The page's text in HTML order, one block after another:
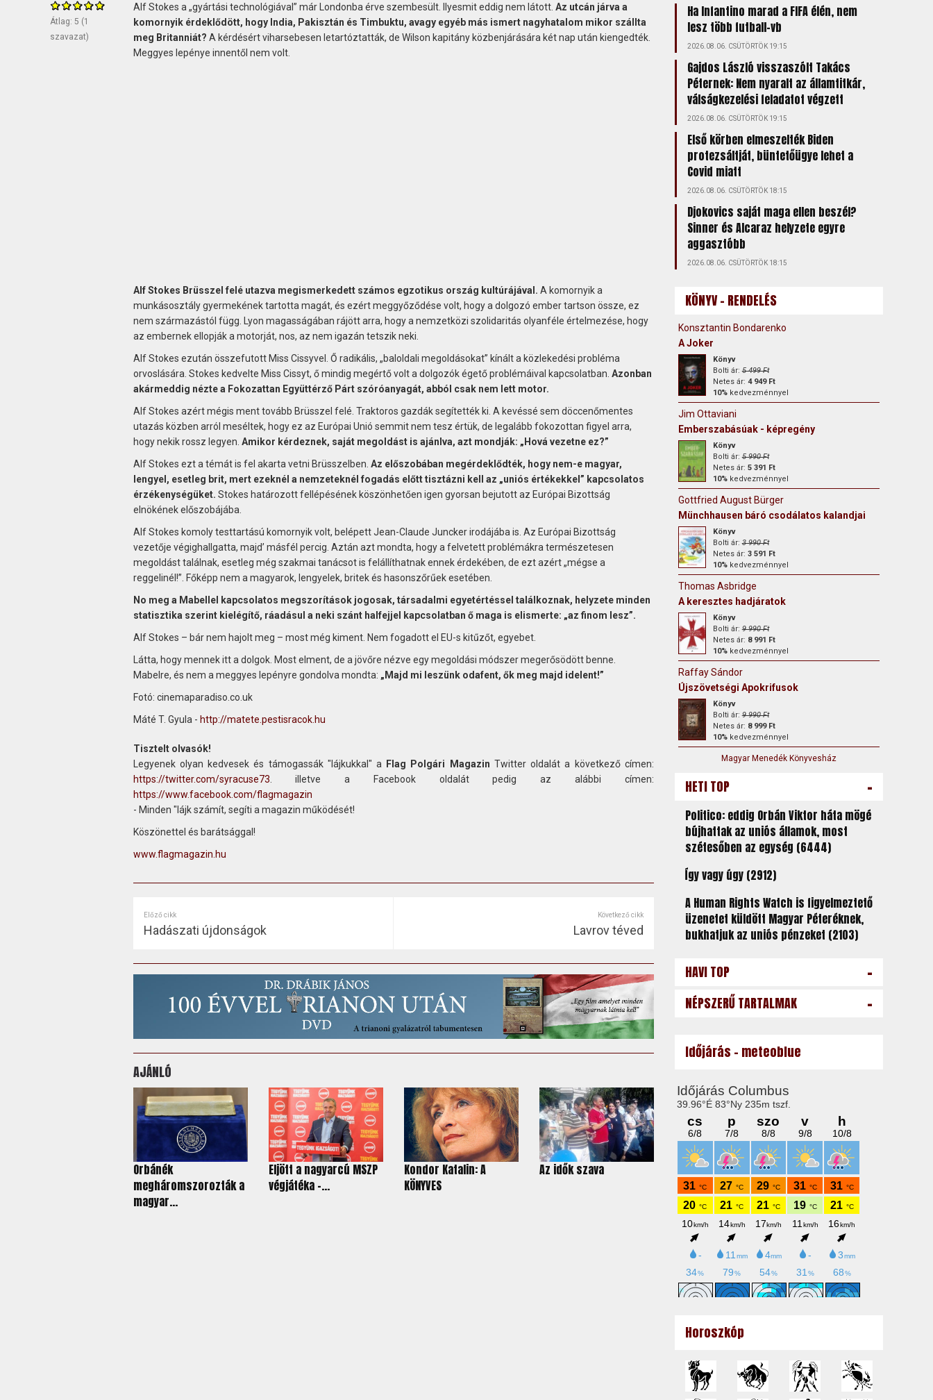
Átlag: 5 (1
szavazat)
Alf Stokes a „gyártási technológiával” már Londonba érve szembesült. Ilyesmit eddig nem látott. Az utcán járva a
komornyik érdeklődött, hogy India, Pakisztán és Timbuktu, avagy egyéb más ismert nagyhatalom mikor szállta
meg Britanniát? A kérdésért viharsebesen letartóztatták, de Wilson kapitány közbenjárására két nap után kiengedték.
Meggyes lepénye innentől nem volt.
Alf Stokes Brüsszel felé utazva megismerkedett számos egzotikus ország kultúrájával. A komornyik a
munkásosztály gyermekének tartotta magát, és ezért meggyőződése volt, hogy a dolgozó ember tartson össze, ez
nem származástól függ. Lyon magasságában rájött arra, hogy a nemzetközi szolidaritás olyanféle értelmezése, hogy
az embernek ellopják a motorját, nos, az nem igazán tetszik neki.
Alf Stokes ezután összefutott Miss Cissyvel. Ő radikális, „baloldali megoldásokat” kínált a közlekedési probléma
orvoslására. Stokes kedvelte Miss Cissyt, ő mindig megértő volt a dolgozók égető problémáival kapcsolatban. Azonban
akármeddig nézte a Fokozattan Együttérző Párt szóróanyagát, abból csak nem lett motor.
Alf Stokes azért mégis ment tovább Brüsszel felé. Traktoros gazdák segítették ki. A kevéssé sem döccenőmentes
utazás közben arról meséltek, hogy ez az Európai Unió semmit nem tesz értük, de legalább fokozottan figyel arra,
hogy nekik rossz legyen. Amikor kérdeznek, saját megoldást is ajánlva, azt mondják: „Hová vezetne ez?”
Alf Stokes ezt a témát is fel akarta vetni Brüsszelben. Az előszobában megérdeklődték, hogy nem-e magyar,
lengyel, esetleg brit, mert ezeknél a nemzeteknél fogadás előtt tisztázni kell az „uniós értékekkel” kapcsolatos
érzékenységüket. Stokes határozott fellépésének köszönhetően igen gyorsan bejutott az Európai Bizottság
elnökének előszobájába.
Alf Stokes komoly testtartású komornyik volt, belépett Jean-Claude Juncker irodájába is. Az Európai Bizottság
vezetője végighallgatta, majd’ másfél percig. Aztán azt mondta, hogy a felvetett problémákra természetesen
megoldást találnak, esetleg még szakmai tanácsot is felállíthatnak ennek érdekében, de ezt azért „mégse a
reggelinél!”. Főképp nem a magyarok, lengyelek, britek és hasonszőrűek esetében.
No meg a Mabellel kapcsolatos megszorítások jogosak, társadalmi egyetértéssel találkoznak, helyzete minden
statisztika szerint kielégítő, ráadásul a neki szánt halfejjel kapcsolatban ő maga is elismerte: „az finom lesz”.
Alf Stokes – bár nem hajolt meg – most még kiment. Nem fogadott el EU-s kitűzőt, egyebet.
Látta, hogy mennek itt a dolgok. Most elment, de a jövőre nézve egy megoldási módszer megerősödött benne.
Mabelre, és nem a meggyes lepényre gondolva mondta: „Majd mi leszünk odafent, ők meg majd idelent!”
Fotó: cinemaparadiso.co.uk
Máté T. Gyula - http://matete.pestisracok.hu
Tisztelt olvasók!
Legyenek olyan kedvesek és támogassák "lájkukkal" a
Flag Polgári Magazin Twitter oldalát a következő címen:
https://twitter.com/syracuse73 . illetve a Facebook oldalát pedig az alábbi címen:
https://www.facebook.com/flagmagazin
- Minden "lájk számít, segíti a magazin működését!
Köszönettel és barátsággal!
www.flagmagazin.hu
Előző cikk
Hadászati újdonságok
Következő cikk
Lavrov téved
AJÁNLÓ
Orbánék
megháromszorozták a
magyar...
Eljött a nagyarcú MSZP
végjátéka -...
Kondor Katalin: A
KÖNYVES
Az idők szava
Ha Infantino marad a FIFA élén, nem
lesz több futball-vb
2026.08.06. CSÜTÖRTÖK 19:15
Gajdos László visszaszólt Takács
Péternek: Nem nyaralt az államtitkár,
válságkezelési feladatot végzett
2026.08.06. CSÜTÖRTÖK 19:15
Első körben elmeszelték Biden
protezsáltját, büntetőügye lehet a
Covid miatt
2026.08.06. CSÜTÖRTÖK 18:15
Djokovics saját maga ellen beszél?
Sinner és Alcaraz helyzete egyre
aggasztóbb
2026.08.06. CSÜTÖRTÖK 18:15
KÖNYV - RENDELÉS
Konsztantin Bondarenko
A Joker
Könyv
Bolti ár:5 499 Ft
Netes ár: 4 949 Ft
10%kedvezménnyel
Jim Ottaviani
Emberszabásúak - képregény
Könyv
Bolti ár:5 990 Ft
Netes ár: 5 391 Ft
10%kedvezménnyel
Gottfried August Bürger
Münchhausen báró csodálatos kalandjai
Könyv
Bolti ár:3 990 Ft
Netes ár: 3 591 Ft
10%kedvezménnyel
Thomas Asbridge
A keresztes hadjáratok
Könyv
Bolti ár:9 990 Ft
Netes ár: 8 991 Ft
10%kedvezménnyel
Raffay Sándor
Újszövetségi Apokrifusok
Könyv
Bolti ár:9 990 Ft
Netes ár: 8 999 Ft
10%kedvezménnyel
Magyar Menedék Könyvesház
HETI TOP -
Politico: eddig Orbán Viktor háta mögé
bújhattak az uniós államok, most
szétesőben az egység (6444)
Így vagy úgy (2912)
A Human Rights Watch is figyelmeztető
üzenetet küldött Magyar Péteréknek,
bukhatjuk az uniós pénzeket (2103)
HAVI TOP -
NÉPSZERŰ TARTALMAK -
Időjárás - meteoblue
Horoszkóp